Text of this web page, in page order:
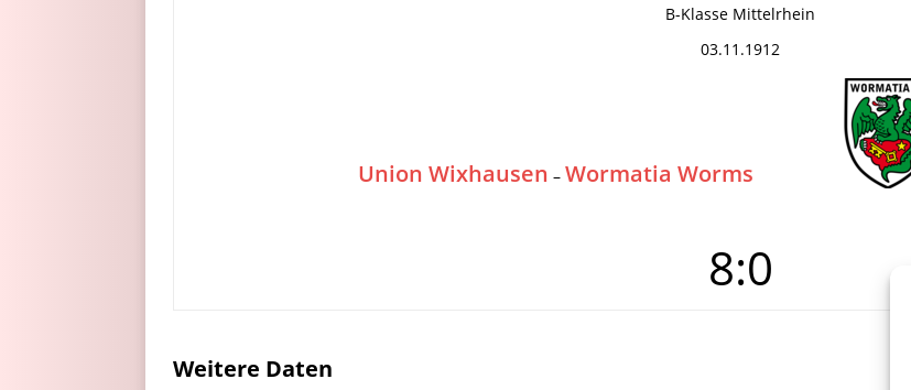
B-Klasse Mittelrhein
03.11.1912
Union Wixhausen – Wormatia Worms
8:0
Weitere Daten